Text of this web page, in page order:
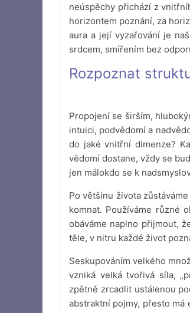
neúspěchy přichází z
horizontem poznání, za
aura a její vyzařování je
srdcem, smířením bez
Rozpoznat
Propojení se širším,
intuici, podvědomí a
do jaké vnitřní dimenze?
vědomí dostane, vždy se
jen málokdo se k
Po většinu života
komnat. Používáme různé
obáváme naplno přijmout,
těle, v nitru každé život
Seskupováním velkého
vzniká velká tvořivá síla,
zpětně zrcadlit ustálenou
abstraktní pojmy, přesto